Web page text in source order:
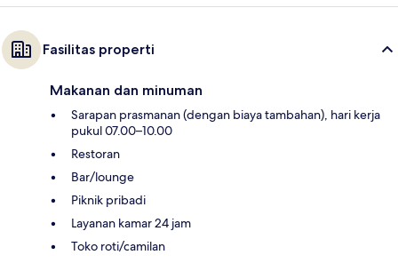
Fasilitas properti
Makanan dan minuman
Sarapan prasmanan (dengan biaya tambahan), hari kerja
pukul 07.00–10.00
Restoran
Bar/lounge
Piknik pribadi
Layanan kamar 24 jam
Toko roti/camilan